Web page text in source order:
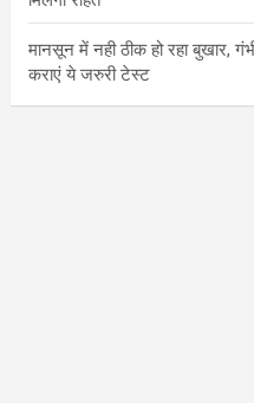
मानसून में नही ठीक हो रहा बुखार,
कराएं ये जरुरी टेस्ट